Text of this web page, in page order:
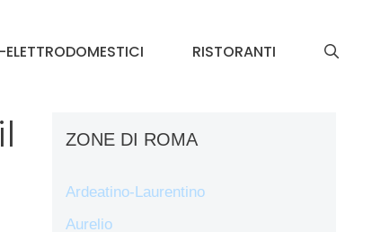
RISTORANTI
ZONE DI ROMA
Ardeatino-Laurentino
Aurelio